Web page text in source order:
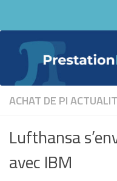
ACHAT DE PI
Lufthansa
avec IBM